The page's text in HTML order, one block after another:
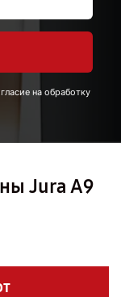
на обработку
Jura A9